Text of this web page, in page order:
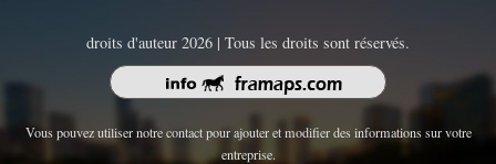
droits d'auteur 2026 | Tous les droits sont réservés.
Vous pouvez utiliser notre contact pour ajouter et modifier des informations sur votre
entreprise.